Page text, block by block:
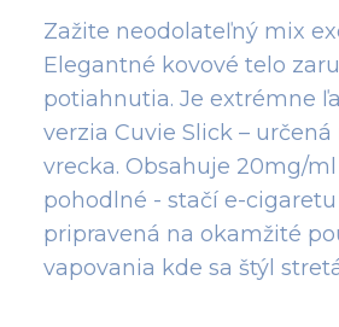
Zažite neodolateľný mix
Elegantné kovové telo
potiahnutia. Je extrémne
verzia Cuvie Slick –
vrecka. Obsahuje 20mg/
pohodlné - stačí e-
pripravená na okamžité
vapovania kde sa štýl